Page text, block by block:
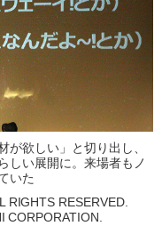
が欲しい」と切り出し、
しい展開に。来場者もノ
いた
RIGHTS RESERVED.
CORPORATION.